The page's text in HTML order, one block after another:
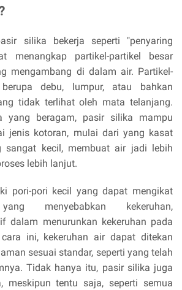
silika bekerja seperti "penyaring
menangkap partikel-partikel besar
mengambang di dalam air. Partikel-
debu, lumpur, atau bahkan
tidak terlihat oleh mata telanjang.
yang beragam, pasir silika mampu
jenis kotoran, mulai dari yang kasat
sangat kecil, membuat air jadi lebih
lebih lanjut.
pori-pori kecil yang dapat mengikat
menyebabkan kekeruhan,
dalam menurunkan kekeruhan pada
ini, kekeruhan air dapat ditekan
sesuai standar, seperti yang telah
Tidak hanya itu, pasir silika juga
meskipun tentu saja, seperti semua